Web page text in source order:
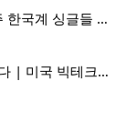
Couple.net 1:1 50만쌍 글로벌 매칭 - 미주 한국계 싱글들 모이세요
남편이 하루 아침에 레이오프를 당했습니다 | 미국 빅테크의 현실